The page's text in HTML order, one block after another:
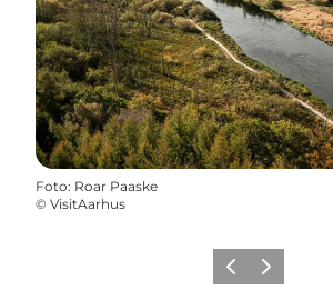
Foto: Roar Paaske
© VisitAarhus
ZurückWeiter